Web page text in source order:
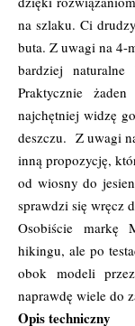
na szlaku. Ci
buta. Z uwagi na 4-
bardziej
Praktycznie
najchętniej widzę
deszczu. Z uwagi
inną propozycję,
od wiosny do
sprawdzi się wręcz
Osobiście markę
hikingu, ale po
obok modeli
naprawdę wiele do
Opis techniczny